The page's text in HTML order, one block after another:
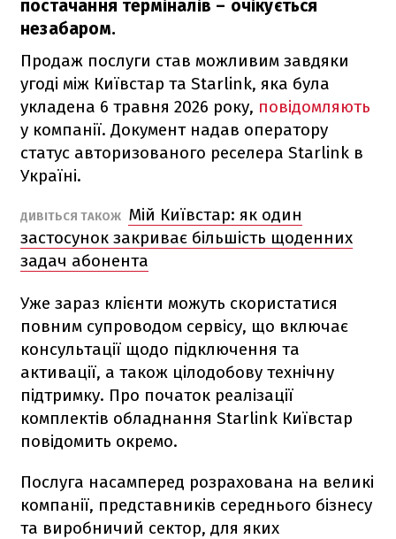
постачання терміналів – очікується
незабаром.
Продаж послуги став можливим завдяки
угоді між Київстар та Starlink, яка була
укладена 6 травня 2026 року, повідомляють
у компанії. Документ надав оператору
статус авторизованого реселера Starlink в
Україні.
ДИВІТЬСЯ ТАКОЖ Мій Київстар: як один
застосунок закриває більшість щоденних
задач абонента
Уже зараз клієнти можуть скористатися
повним супроводом сервісу, що включає
консультації щодо підключення та
активації, а також цілодобову технічну
підтримку. Про початок реалізації
комплектів обладнання Starlink Київстар
повідомить окремо.
Послуга насамперед розрахована на великі
компанії, представників середнього бізнесу
та виробничий сектор, для яких